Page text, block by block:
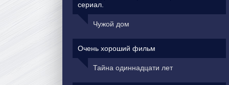
сериал.
Чужой дом
Очень хороший фильм
Тайна одиннадцати лет